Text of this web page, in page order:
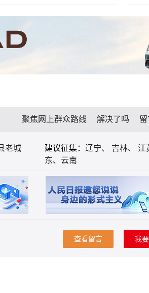
聚焦网上群众路线 解决了吗
老城
建议征集： 辽宁、 吉林、 江
东、 云南
查看留言 我